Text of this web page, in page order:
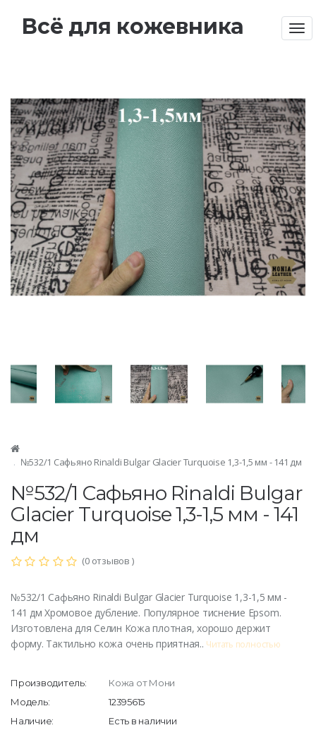
Всё для кожевника
№532/1 Сафьяно Rinaldi Bulgar Glacier Turquoise 1,3-1,5 мм - 141 дм
№532/1 Сафьяно Rinaldi Bulgar
Glacier Turquoise 1,3-1,5 мм - 141
дм
(0 отзывов )
№532/1 Сафьяно Rinaldi Bulgar Glacier Turquoise 1,3-1,5 мм -
141 дм Хромовое дубление. Популярное тиснение Epsom.
Изготовлена для Селин Кожа плотная, хорошо держит
форму. Тактильно кожа очень приятная.. Читать полностью
Производитель:
Кожа от Мони
Модель:
12395615
Наличие:
Есть в наличии